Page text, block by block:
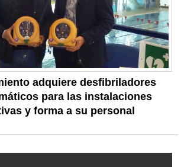
adquiere desfibriladores
para las instalaciones
y forma a su personal